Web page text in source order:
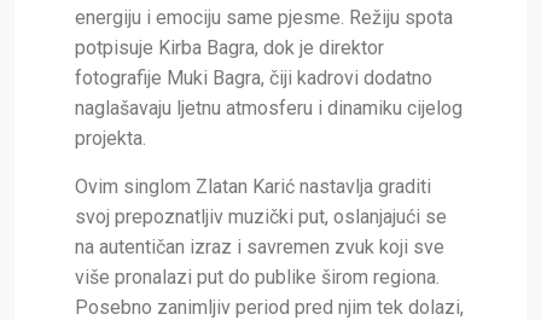
energiju i emociju same pjesme. Režiju spota
potpisuje Kirba Bagra, dok je direktor
fotografije Muki Bagra, čiji kadrovi dodatno
naglašavaju ljetnu atmosferu i dinamiku cijelog
projekta.
Ovim singlom Zlatan Karić nastavlja graditi
svoj prepoznatljiv muzički put, oslanjajući se
na autentičan izraz i savremen zvuk koji sve
više pronalazi put do publike širom regiona.
Posebno zanimljiv period pred njim tek dolazi,